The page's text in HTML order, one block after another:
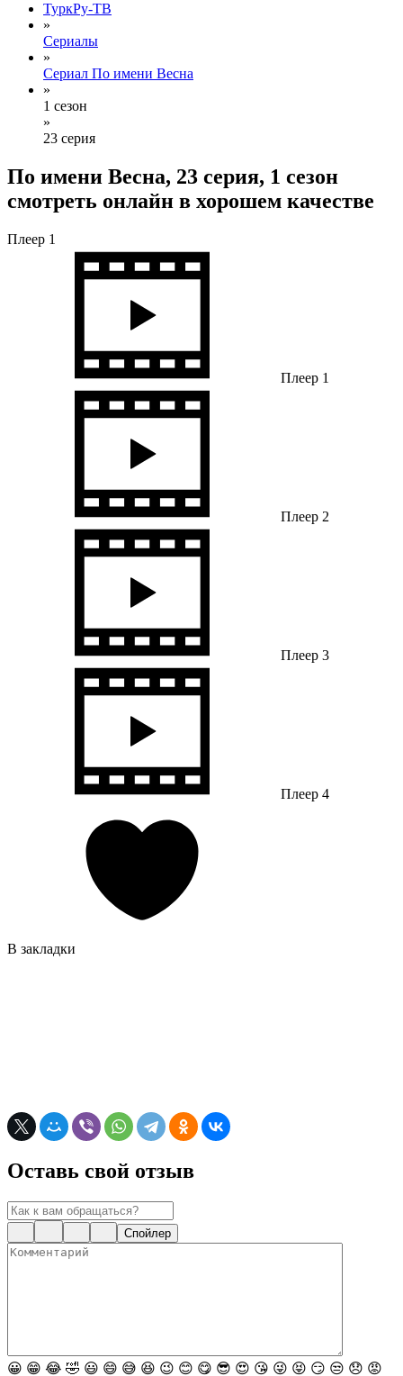
ТуркРу-ТВ
»
Сериалы
»
Сериал По имени Весна
»
1 сезон
»
23 серия
По имени Весна, 23 серия, 1 сезон
смотреть онлайн в хорошем качестве
Плеер 1
Плеер 1
Плеер 2
Плеер 3
Плеер 4
В закладки
Оставь свой отзыв
Спойлер
😀 😁 😂 🤣 😃 😄 😅 😆 😉 😊 😋 😎 😍 😘 😜 😝 😏 😒 😞 😡